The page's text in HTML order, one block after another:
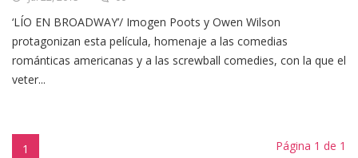
‘LÍO EN BROADWAY’/ Imogen Poots y Owen Wilson
protagonizan esta película, homenaje a las comedias
románticas americanas y a las screwball comedies, con la que el
veter...
1 Página 1 de 1